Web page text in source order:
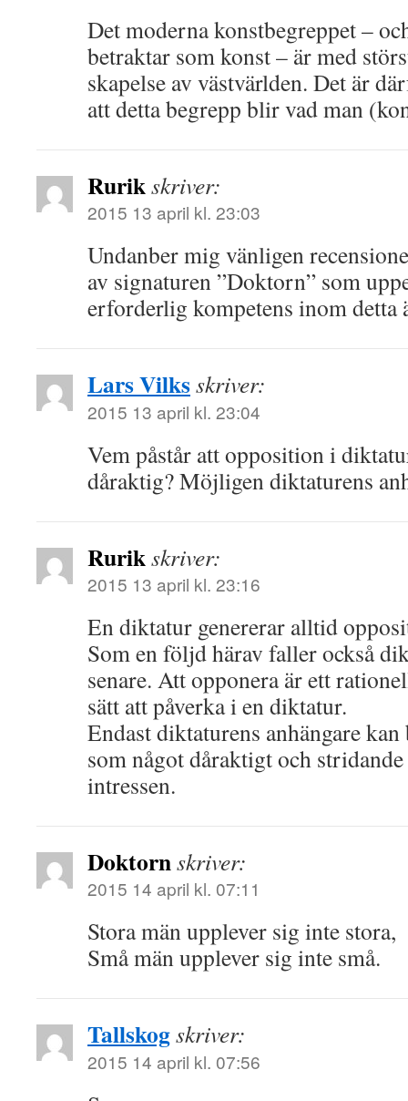
Det moderna konstbegreppet –
betraktar som konst – är med
skapelse av västvärlden. Det är
att detta begrepp blir vad man
Rurikskriver:
2015 13 april kl. 23:03
Undanber mig vänligen
av signaturen ”Doktorn” som
erforderlig kompetens inom detta
Lars Vilksskriver:
2015 13 april kl. 23:04
Vem påstår att opposition i
dåraktig? Möjligen diktaturens
Rurikskriver:
2015 13 april kl. 23:16
En diktatur genererar alltid
Som en följd härav faller också
senare. Att opponera är ett
sätt att påverka i en diktatur.
Endast diktaturens anhängare
som något dåraktigt och
intressen.
Doktornskriver:
2015 14 april kl. 07:11
Stora män upplever sig inte stora,
Små män upplever sig inte små.
Tallskogskriver:
2015 14 april kl. 07:56